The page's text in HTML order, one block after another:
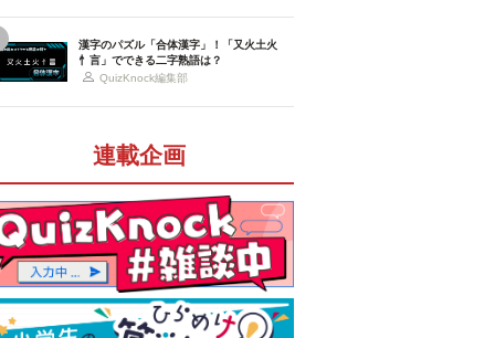
漢字のパズル「合体漢字」！「又火土火
忄言」でできる二字熟語は？
QuizKnock編集部
連載企画